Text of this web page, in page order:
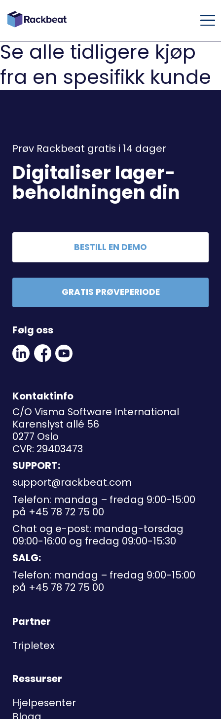
Se alle tidligere kjøp
fra en spesifikk kunde
Prøv Rackbeat gratis i 14 dager
Digitaliser lager-
beholdningen din
BESTILL EN DEMO
GRATIS PRØVEPERIODE
Følg oss
Linkedin
Social
Link
Facebook
Social
Link
Youtube
Link
Kontaktinfo
C/O Visma Software International
Karenslyst allé 56
0277 Oslo
CVR: 29403473
SUPPORT:
support@rackbeat.com
Telefon: mandag – fredag 9:00-15:00
på +45 78 72 75 00
Chat og e-post: mandag-torsdag
09:00-16:00 og fredag 09:00-15:30
SALG:
Telefon: mandag – fredag 9:00-15:00
på +45 78 72 75 00
Partner
Tripletex
Ressurser
Hjelpesenter